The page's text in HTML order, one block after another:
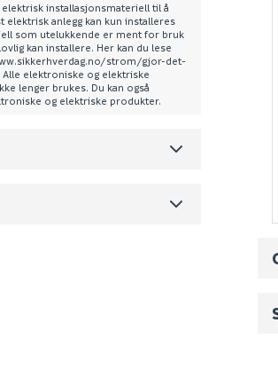
installasjonsmateriell til å
anlegg kan kun installeres
som utelukkende er ment for bruk
kan installere. Her kan du lese
strom/gjor-det-
elektroniske og elektriske
lenger brukes. Du kan også
og elektriske produkter.
116777
(dm3 per salgsforpakning)